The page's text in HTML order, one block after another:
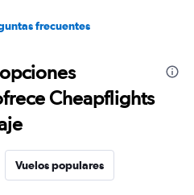
frecuentes
Cheapflights
Vuelos populares